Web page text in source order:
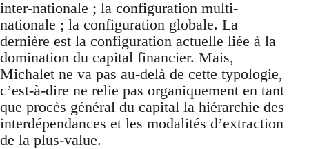
inter-nationale ; la configuration multi-
nationale ; la configuration globale. La
dernière est la configuration actuelle liée à la
domination du capital financier. Mais,
Michalet ne va pas au-delà de cette typologie,
c’est-à-dire ne relie pas organiquement en tant
que procès général du capital la hiérarchie des
interdépendances et les modalités d’extraction
de la plus-value.